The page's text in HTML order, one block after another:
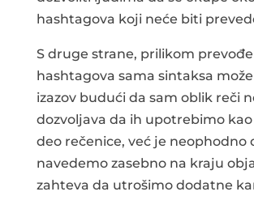
hashtagova koji neće biti
S druge strane, prilikom
hashtagova sama sintaksa
izazov budući da sam oblik reči
dozvoljava da ih upotrebimo
deo rečenice, već je neophodno
navedemo zasebno na kraju
zahteva da utrošimo dodatne